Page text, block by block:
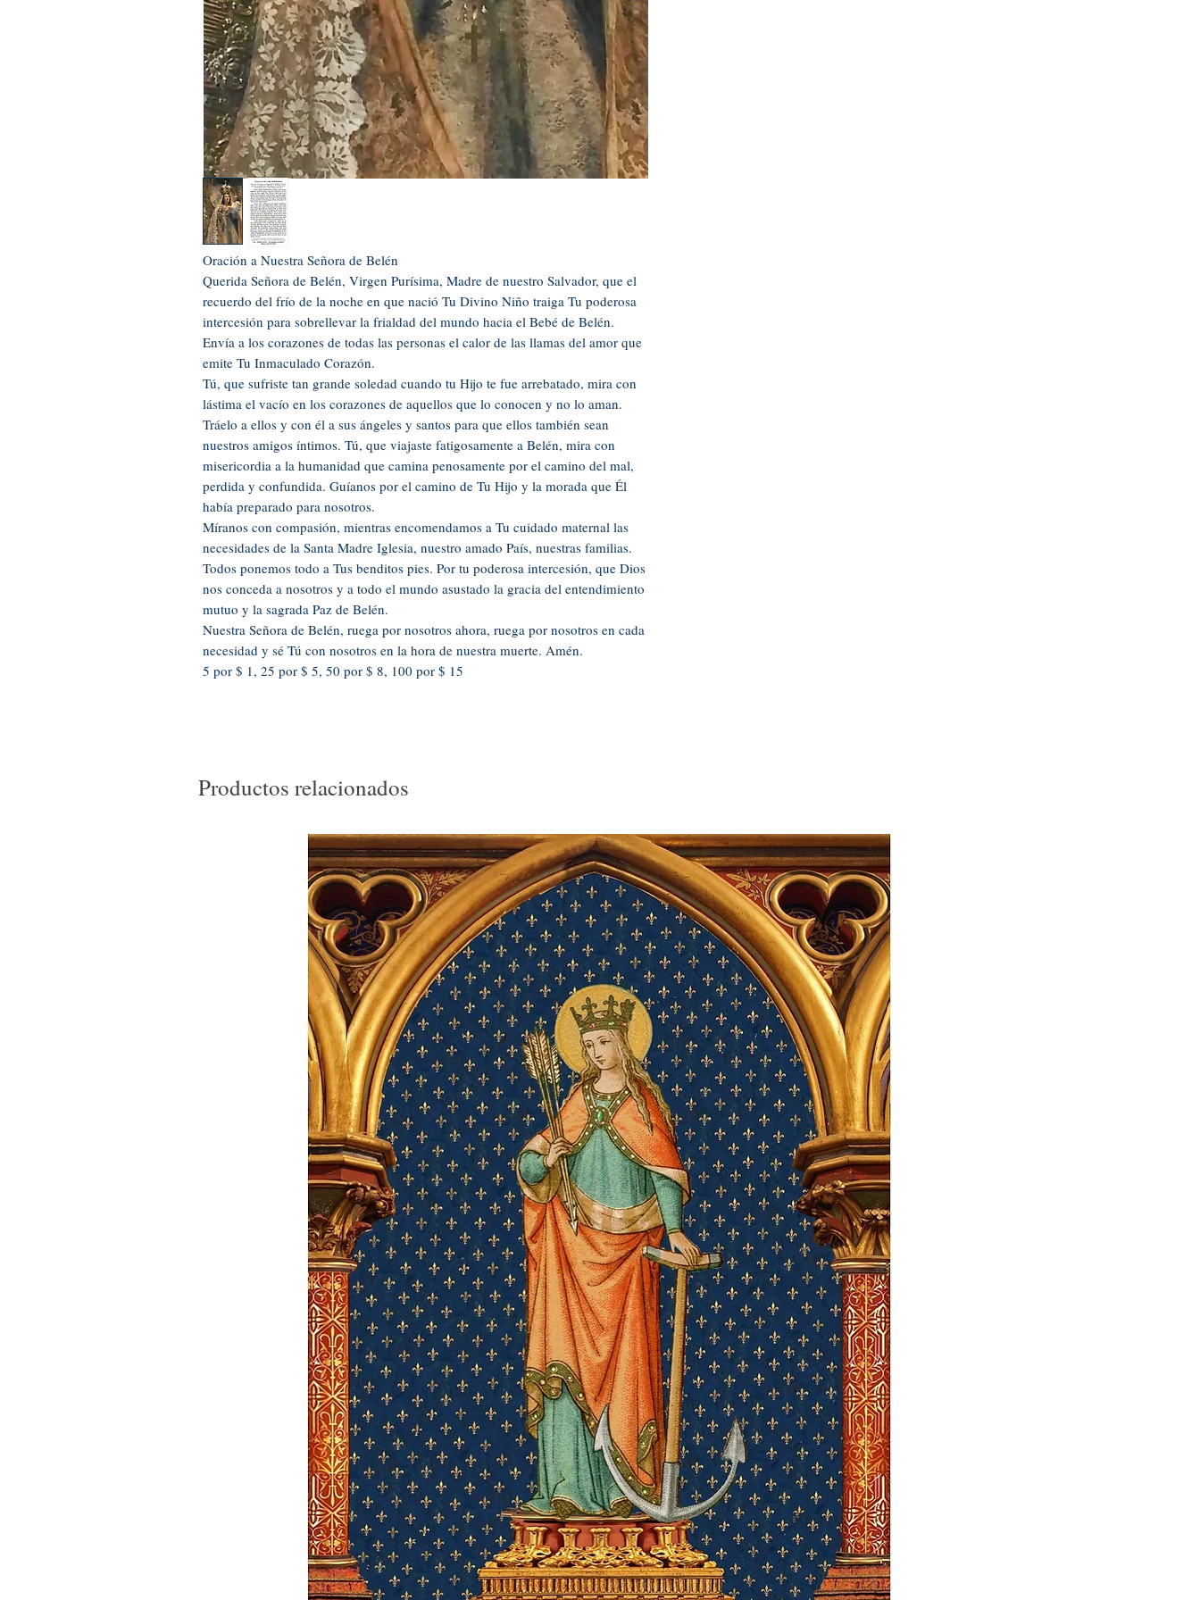
Oración a Nuestra Señora de Belén
Querida Señora de Belén, Virgen Purísima, Madre de nuestro Salvador, que el
recuerdo del frío de la noche en que nació Tu Divino Niño traiga Tu poderosa
intercesión para sobrellevar la frialdad del mundo hacia el Bebé de Belén.
Envía a los corazones de todas las personas el calor de las llamas del amor que
emite Tu Inmaculado Corazón.
Tú, que sufriste tan grande soledad cuando tu Hijo te fue arrebatado, mira con
lástima el vacío en los corazones de aquellos que lo conocen y no lo aman.
Tráelo a ellos y con él a sus ángeles y santos para que ellos también sean
nuestros amigos íntimos. Tú, que viajaste fatigosamente a Belén, mira con
misericordia a la humanidad que camina penosamente por el camino del mal,
perdida y confundida. Guíanos por el camino de Tu Hijo y la morada que Él
había preparado para nosotros.
Míranos con compasión, mientras encomendamos a Tu cuidado maternal las
necesidades de la Santa Madre Iglesia, nuestro amado País, nuestras familias.
Todos ponemos todo a Tus benditos pies. Por tu poderosa intercesión, que Dios
nos conceda a nosotros y a todo el mundo asustado la gracia del entendimiento
mutuo y la sagrada Paz de Belén.
Nuestra Señora de Belén, ruega por nosotros ahora, ruega por nosotros en cada
necesidad y sé Tú con nosotros en la hora de nuestra muerte. Amén.
5 por $ 1, 25 por $ 5, 50 por $ 8, 100 por $ 15
Productos relacionados